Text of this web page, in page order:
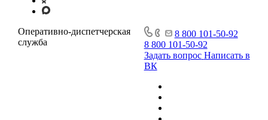
Оперативно-диспетчерская
служба
8 800 101-50-92
8 800 101-50-92
Задать вопрос Написать в
ВК